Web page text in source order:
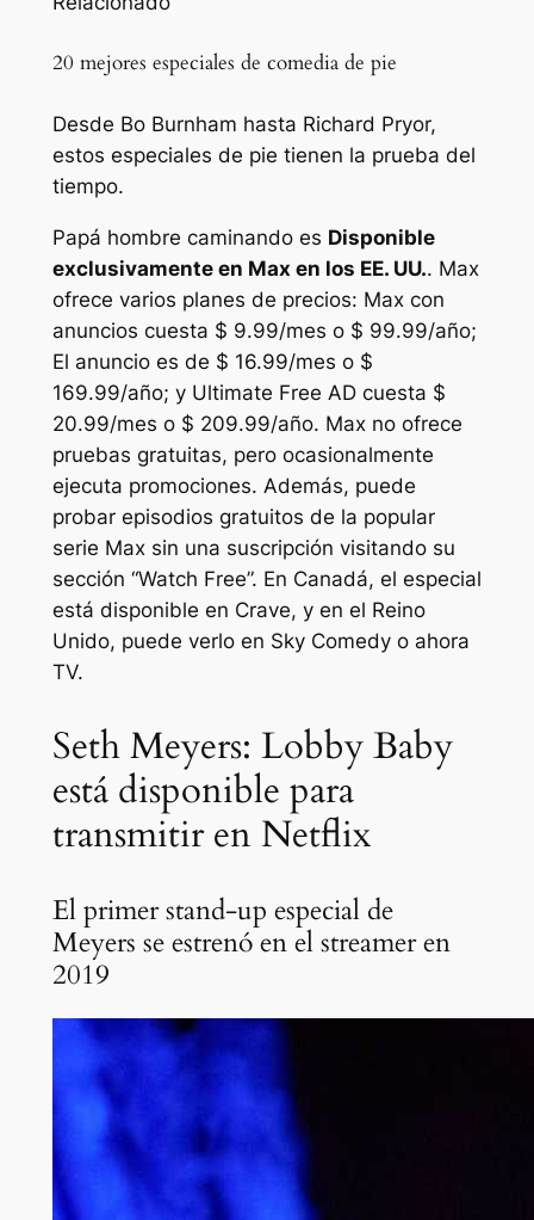
20 mejores especiales de comedia de pie
Desde Bo Burnham hasta Richard Pryor,
estos especiales de pie tienen la prueba del
tiempo.
Papá hombre caminandoes Disponible
exclusivamente en Max en los EE. UU.. Max
ofrece varios planes de precios: Max con
anuncios cuesta $ 9.99/mes o $ 99.99/año;
El anuncio es de $ 16.99/mes o $
169.99/año; y Ultimate Free AD cuesta $
20.99/mes o $ 209.99/año. Max no ofrece
pruebas gratuitas, pero ocasionalmente
ejecuta promociones. Además, puede
probar episodios gratuitos de la popular
serie Max sin una suscripción visitando su
sección “Watch Free”. En Canadá, el especial
está disponible en Crave, y en el Reino
Unido, puede verlo en Sky Comedy o ahora
TV.
Seth Meyers: Lobby Baby
está disponible para
transmitir en Netflix
El primer stand-up especial de
Meyers se estrenó en el streamer en
2019